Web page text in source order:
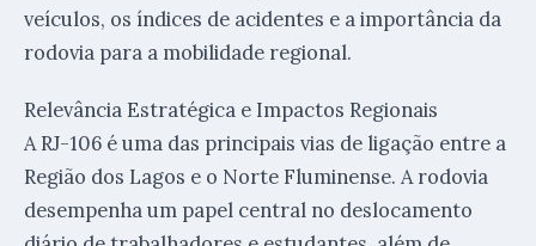
veículos, os índices de acidentes e a importância da
rodovia para a mobilidade regional.
Relevância Estratégica e Impactos Regionais
A RJ-106 é uma das principais vias de ligação entre a
Região dos Lagos e o Norte Fluminense. A rodovia
desempenha um papel central no deslocamento